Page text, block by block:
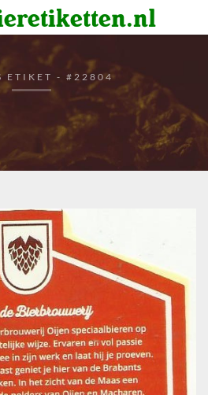
ETIKET - #22804